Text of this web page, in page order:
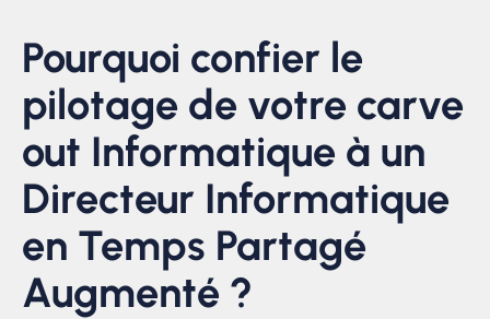
Pourquoi confier le
pilotage de votre carve
out Informatique à un
Directeur Informatique
en Temps Partagé
Augmenté ?